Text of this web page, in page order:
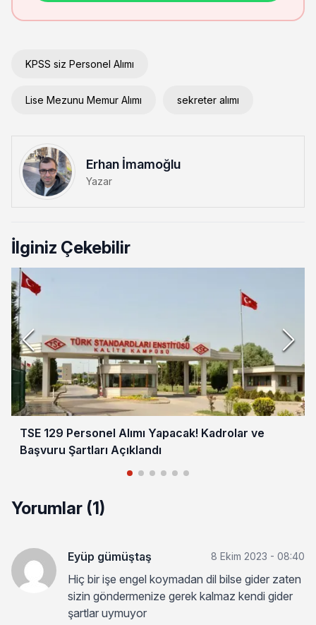
KPSS siz Personel Alımı
Lise Mezunu Memur Alımı sekreter alımı
Erhan İmamoğlu
Yazar
İlginiz Çekebilir
TSE 129 Personel Alımı Yapacak! Kadrolar ve
Başvuru Şartları Açıklandı
Yorumlar (1)
Eyüp gümüştaş 8 Ekim 2023 - 08:40
Hiç bir işe engel koymadan dil bilse gider zaten
sizin göndermenize gerek kalmaz kendi gider
şartlar uymuyor